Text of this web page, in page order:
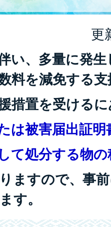
更
い、多量に発
料を減免する
措置を受ける
は被害届出証明
て処分する物
ますので、事
す。